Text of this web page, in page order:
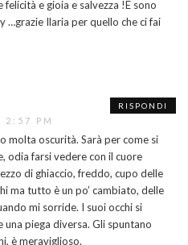
e gioia e salvezza !E sono
…grazie Ilaria per quello che ci fai
2:57 PM
molta oscurità. Sarà per come si
odia farsi vedere con il cuore
di ghiaccio, freddo, cupo delle
ma tutto è un po’ cambiato, delle
mi sorride. I suoi occhi si
piega diversa. Gli spuntano
è meraviglioso.
RISPONDI